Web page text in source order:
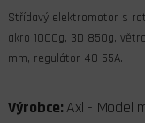
Střídavý elektromotor s
akro 1000g, 3D 850g,
mm, regulátor 40-55A.
Výrobce: Axi - Model